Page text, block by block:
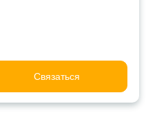
Связаться